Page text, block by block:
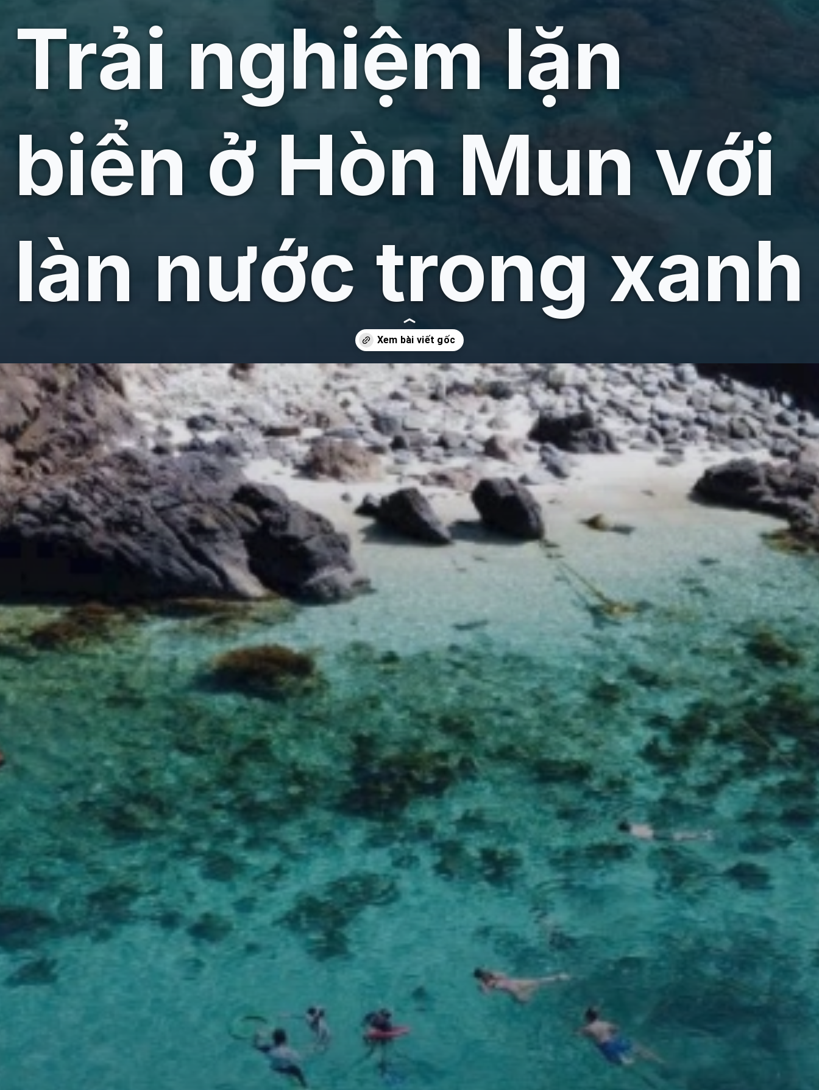
Trải nghiệm lặn
biển ở Hòn Mun với
làn nước trong xanh
Đang mởhttps://giaydabonghana.com/bien-hon-mun